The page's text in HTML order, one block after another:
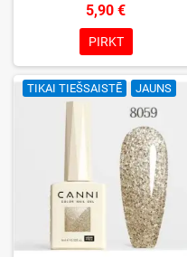
izvēle, lieliska sacietēšana
UV/LED lampās un ilgstoša
noturība. Katrs flakons iepakots
kastītē – pirmo reizi to atvērsiet
tikai jūs.
5,90 €
PIRKT
TIKAI TIEŠSAISTĒ JAUNS